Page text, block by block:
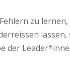
zu
der